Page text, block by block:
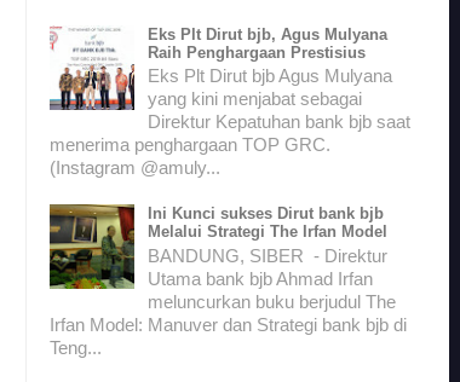
Eks Plt Dirut bjb, Agus Mulyana
Raih Penghargaan Prestisius
Eks Plt Dirut bjb Agus Mulyana
yang kini menjabat sebagai
Direktur Kepatuhan bank bjb saat
menerima penghargaan TOP GRC.
(Instagram @amuly...
Ini Kunci sukses Dirut bank bjb
Melalui Strategi The Irfan Model
BANDUNG, SIBER - Direktur
Utama bank bjb Ahmad Irfan
meluncurkan buku berjudul The
Irfan Model: Manuver dan Strategi bank bjb di
Teng...